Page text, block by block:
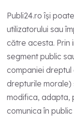
Publi24.ro își
utilizatorului sau
către acesta. Prin
segment public
companiei dreptul
drepturile morale)
modifica, adapta,
comunica în